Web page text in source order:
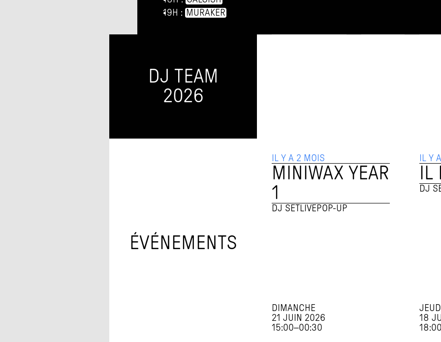
19H : MURAKER
DJ TEAM
2026
ÉVÉNEMENTS
IL Y A 2 MOIS
MINIWAX YEAR
1
DJ SETLIVE POP-UP
DIMANCHE
21 JUIN 2026
15:00–00:30
IL Y
IL
DJ
18